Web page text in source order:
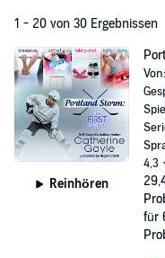
1 - 20 von 30 Ergebnissen
Reinhören
Von:
4,3
für